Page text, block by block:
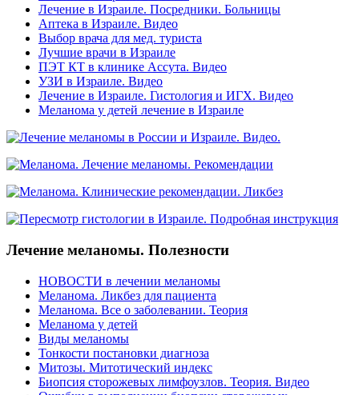
Лечение в Израиле. Посредники. Больницы
Аптека в Израиле. Видео
Выбор врача для мед. туриста
Лучшие врачи в Израиле
ПЭТ КТ в клинике Ассута. Видео
УЗИ в Израиле. Видео
Лечение в Израиле. Гистология и ИГХ. Видео
Меланома у детей лечение в Израиле
Лечение меланомы. Полезности
НОВОСТИ в лечении меланомы
Меланома. Ликбез для пациента
Меланома. Все о заболевании. Теория
Меланома у детей
Виды меланомы
Тонкости постановки диагноза
Митозы. Митотический индекс
Биопсия сторожевых лимфоузлов. Теория. Видео